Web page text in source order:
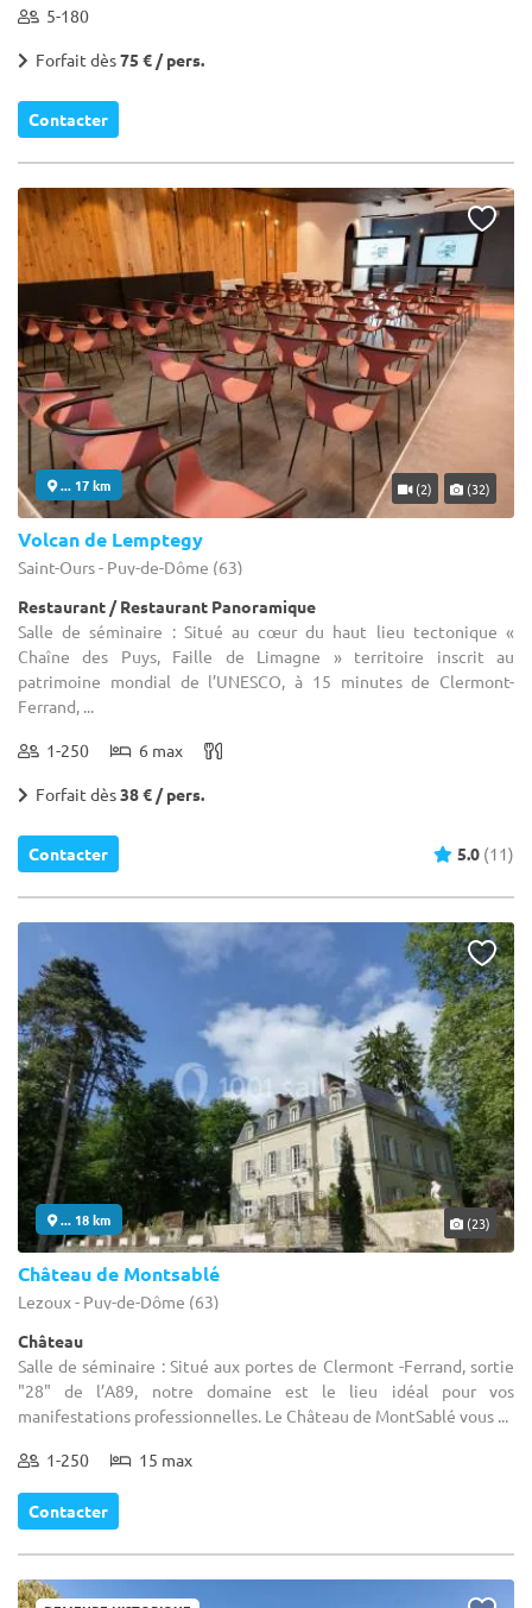
5-180
Forfait dès75 € / pers.
Contacter
... 17 km (2) (32)
Volcan de Lemptegy
Saint-Ours - Puy-de-Dôme (63)
Restaurant / Restaurant Panoramique
Salle de séminaire : Situé au cœur du haut lieu tectonique «
Chaîne des Puys, Faille de Limagne » territoire inscrit au
patrimoine mondial de l’UNESCO, à 15 minutes de Clermont-
Ferrand, ...
1-250 6 max
Forfait dès38 € / pers.
Contacter 5.0 (11)
... 18 km (23)
Château de Montsablé
Lezoux - Puy-de-Dôme (63)
Château
Salle de séminaire : Situé aux portes de Clermont -Ferrand, sortie
"28" de l’A89, notre domaine est le lieu idéal pour vos
manifestations professionnelles. Le Château de MontSablé vous ...
1-250 15 max
Contacter